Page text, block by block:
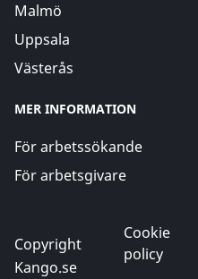
Malmö
Uppsala
Västerås
MER INFORMATION
För arbetssökande
För arbetsgivare
Copyright
Kango.se
Cookie
policy